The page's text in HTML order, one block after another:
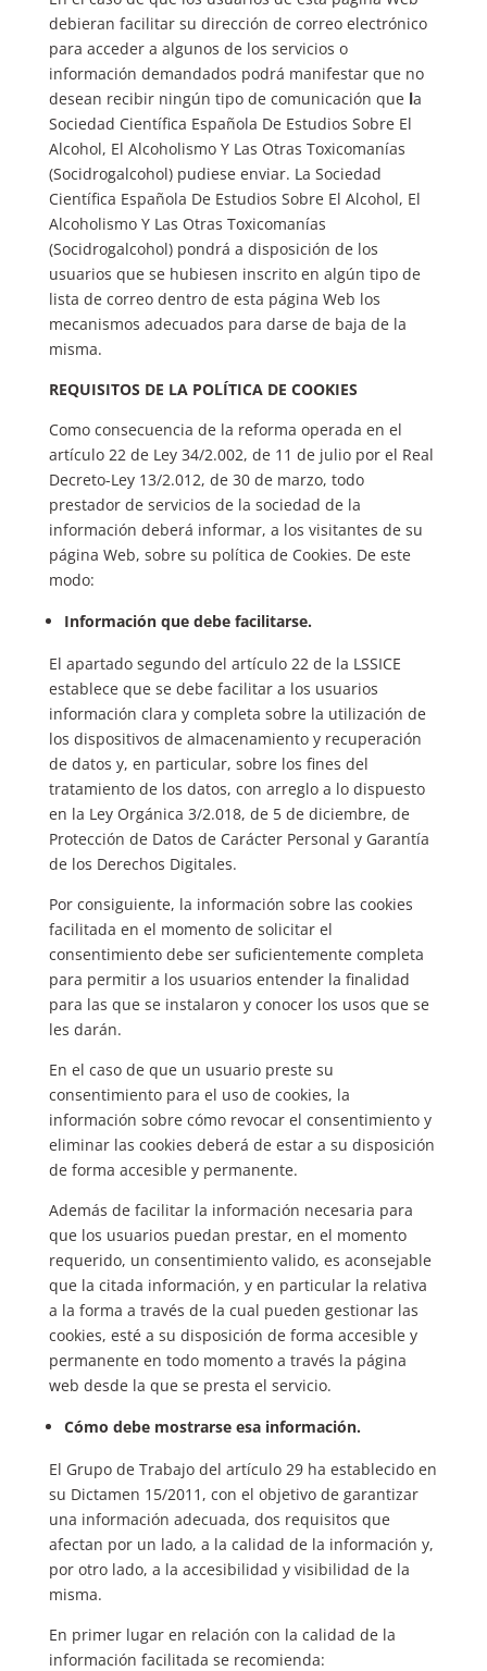
debieran facilitar su dirección de correo electrónico
para acceder a algunos de los servicios o
información demandados podrá manifestar que no
desean recibir ningún tipo de comunicación que la
Sociedad Científica Española De Estudios Sobre El
Alcohol, El Alcoholismo Y Las Otras Toxicomanías
(Socidrogalcohol) pudiese enviar. La Sociedad
Científica Española De Estudios Sobre El Alcohol, El
Alcoholismo Y Las Otras Toxicomanías
(Socidrogalcohol) pondrá a disposición de los
usuarios que se hubiesen inscrito en algún tipo de
lista de correo dentro de esta página Web los
mecanismos adecuados para darse de baja de la
misma.
REQUISITOS DE LA POLÍTICA DE COOKIES
Como consecuencia de la reforma operada en el
artículo 22 de Ley 34/2.002, de 11 de julio por el Real
Decreto-Ley 13/2.012, de 30 de marzo, todo
prestador de servicios de la sociedad de la
información deberá informar, a los visitantes de su
página Web, sobre su política de Cookies. De este
modo:
Información que debe facilitarse.
El apartado segundo del artículo 22 de la LSSICE
establece que se debe facilitar a los usuarios
información clara y completa sobre la utilización de
los dispositivos de almacenamiento y recuperación
de datos y, en particular, sobre los fines del
tratamiento de los datos, con arreglo a lo dispuesto
en la Ley Orgánica 3/2.018, de 5 de diciembre, de
Protección de Datos de Carácter Personal y Garantía
de los Derechos Digitales.
Por consiguiente, la información sobre las cookies
facilitada en el momento de solicitar el
consentimiento debe ser suficientemente completa
para permitir a los usuarios entender la finalidad
para las que se instalaron y conocer los usos que se
les darán.
En el caso de que un usuario preste su
consentimiento para el uso de cookies, la
información sobre cómo revocar el consentimiento y
eliminar las cookies deberá de estar a su disposición
de forma accesible y permanente.
Además de facilitar la información necesaria para
que los usuarios puedan prestar, en el momento
requerido, un consentimiento valido, es aconsejable
que la citada información, y en particular la relativa
a la forma a través de la cual pueden gestionar las
cookies, esté a su disposición de forma accesible y
permanente en todo momento a través la página
web desde la que se presta el servicio.
Cómo debe mostrarse esa información.
El Grupo de Trabajo del artículo 29 ha establecido en
su Dictamen 15/2011, con el objetivo de garantizar
una información adecuada, dos requisitos que
afectan por un lado, a la calidad de la información y,
por otro lado, a la accesibilidad y visibilidad de la
misma.
En primer lugar en relación con la calidad de la
información facilitada se recomienda: